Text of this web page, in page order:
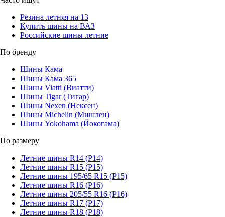
Резина летняя на 13
Купить шины на ВАЗ
Российские шины летние
По бренду
Шины Кама
Шины Кама 365
Шины Viatti (Виатти)
Шины Tigar (Тигар)
Шины Nexen (Нексен)
Шины Michelin (Мишлен)
Шины Yokohama (Йокогама)
По размеру
Летние шины R14 (Р14)
Летние шины R15 (Р15)
Летние шины 195/65 R15 (Р15)
Летние шины R16 (Р16)
Летние шины 205/55 R16 (Р16)
Летние шины R17 (Р17)
Летние шины R18 (Р18)